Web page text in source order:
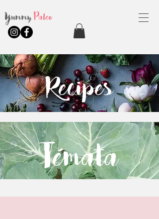
YummyPaleo
Recipes
Témata